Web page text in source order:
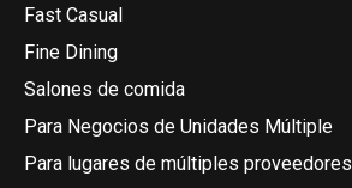
Fast Casual
Fine Dining
Salones de comida
Para Negocios de Unidades Múltiple
Para lugares de múltiples proveedores